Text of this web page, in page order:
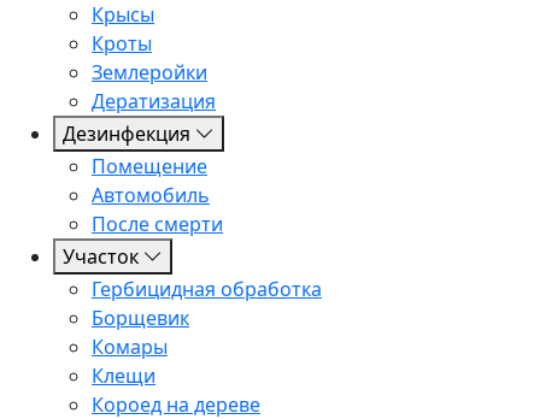
Крысы
Кроты
Землеройки
Дератизация
Дезинфекция
Помещение
Автомобиль
После смерти
Участок
Гербицидная обработка
Борщевик
Комары
Клещи
Короед на дереве